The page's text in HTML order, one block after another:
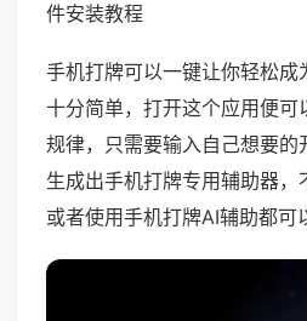
件安装教程
手机打牌可以一键让你轻松成
十分简单，打开这个应用便可
规律，只需要输入自己想要的
生成出手机打牌专用辅助器，
或者使用手机打牌AI辅助都可